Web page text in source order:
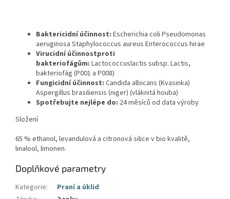
Baktericidní účinnost: Escherichia coli Pseudomonas
aeruginosa Staphylococcus aureus Enterococcus hirae
Virucidní účinnostproti
bakteriofágům: Lactococcuslactis subsp. Lactis,
bakteriofág (P001 a P008)
Fungicidní účinnost: Candida albicans (Kvasinka)
Aspergillus brasiliensis (niger) (vláknitá houba)
Spotřebujte nejlépe do: 24 měsíců od data výroby
Složení
65 % ethanol, levandulová a citronová silice v bio kvalitě,
linalool, limonen.
Doplňkové parametry
Kategorie:
Praní a úklid